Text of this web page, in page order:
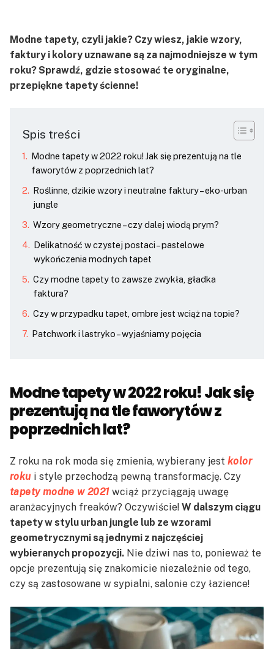
Modne tapety, czyli jakie? Czy wiesz, jakie wzory,
faktury i kolory uznawane są za najmodniejsze w tym
roku? Sprawdź, gdzie stosować te oryginalne,
przepiękne tapety ścienne!
Spis treści
Modne tapety w 2022 roku! Jak się prezentują na tle
faworytów z poprzednich lat?
Roślinne, dzikie wzory i neutralne faktury – eko-urban
jungle
Wzory geometryczne – czy dalej wiodą prym?
Delikatność w czystej postaci – pastelowe
wykończenia modnych tapet
Czy modne tapety to zawsze zwykła, gładka
faktura?
Czy w przypadku tapet, ombre jest wciąż na topie?
Patchwork i lastryko – wyjaśniamy pojęcia
Modne tapety w 2022 roku! Jak się
prezentują na tle faworytów z
poprzednich lat?
Z roku na rok moda się zmienia, wybierany jest kolor
rokui style przechodzą pewną transformację. Czy
tapety modne w 2021wciąż przyciągają uwagę
aranżacyjnych freaków? Oczywiście! W dalszym ciągu
tapety w stylu urban jungle lub ze wzorami
geometrycznymi są jednymi z najczęściej
wybieranych propozycji. Nie dziwi nas to, ponieważ te
opcje prezentują się znakomicie niezależnie od tego,
czy są zastosowane w sypialni, salonie czy łazience!